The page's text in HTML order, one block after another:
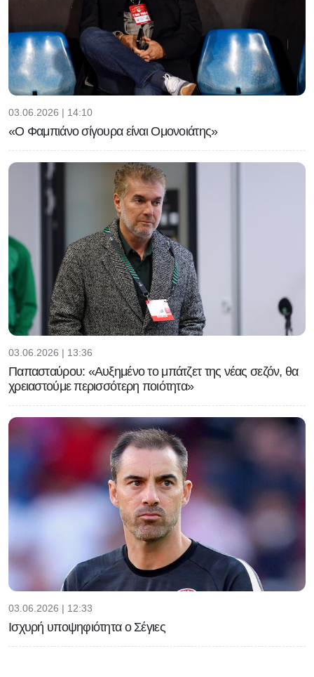
03.06.2026 | 14:10
«Ο Φαμπιάνο σίγουρα είναι Ομονοιάτης»
03.06.2026 | 13:36
Παπασταύρου: «Αυξημένο το μπάτζετ της νέας σεζόν, θα
χρειαστούμε περισσότερη ποιότητα»
03.06.2026 | 12:33
Ισχυρή υποψηφιότητα ο Σέγιες